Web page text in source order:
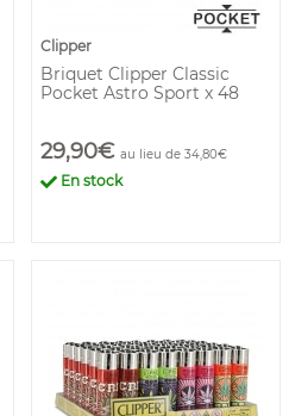
Clipper
Briquet Clipper Classic
Pocket Astro Sport x 48
29,90€ au lieu de 34,80€
En stock